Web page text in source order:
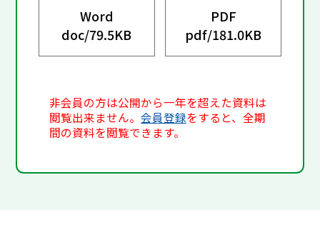
Word
doc/79.5KB
PDF
pdf/181.0KB
非会員の方は公開から一年を超えた資料は
閲覧出来ません。会員登録をすると、全期
間の資料を閲覧できます。